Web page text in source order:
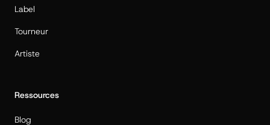
Label
Tourneur
Artiste
Ressources
Blog